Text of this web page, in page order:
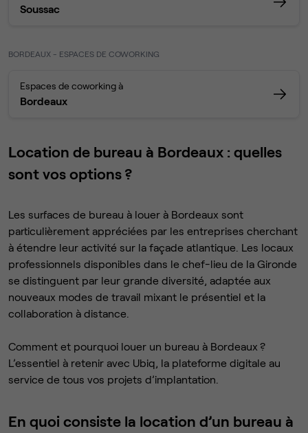
Soussac
BORDEAUX - ESPACES DE COWORKING
Espaces de coworking à
Bordeaux
Location de bureau à Bordeaux : quelles
sont vos options ?
Les surfaces de bureau à louer à Bordeaux sont
particulièrement appréciées par les entreprises cherchant
à étendre leur activité sur la façade atlantique. Les locaux
professionnels disponibles dans le chef-lieu de la Gironde
se distinguent par leur grande diversité, adaptée aux
nouveaux modes de travail mixant le présentiel et la
collaboration à distance.
Comment et pourquoi louer un bureau à Bordeaux ?
L’essentiel à retenir avec Ubiq, la plateforme digitale au
service de tous vos projets d’implantation.
En quoi consiste la location d’un bureau à